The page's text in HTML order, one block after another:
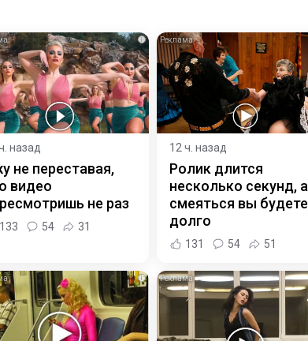
i
назад
не переставая,
видео
не раз
133 54 31
12 ч. назад
Ролик длится
несколько секунд, а
смеяться вы будете
долго
131 54 51
i